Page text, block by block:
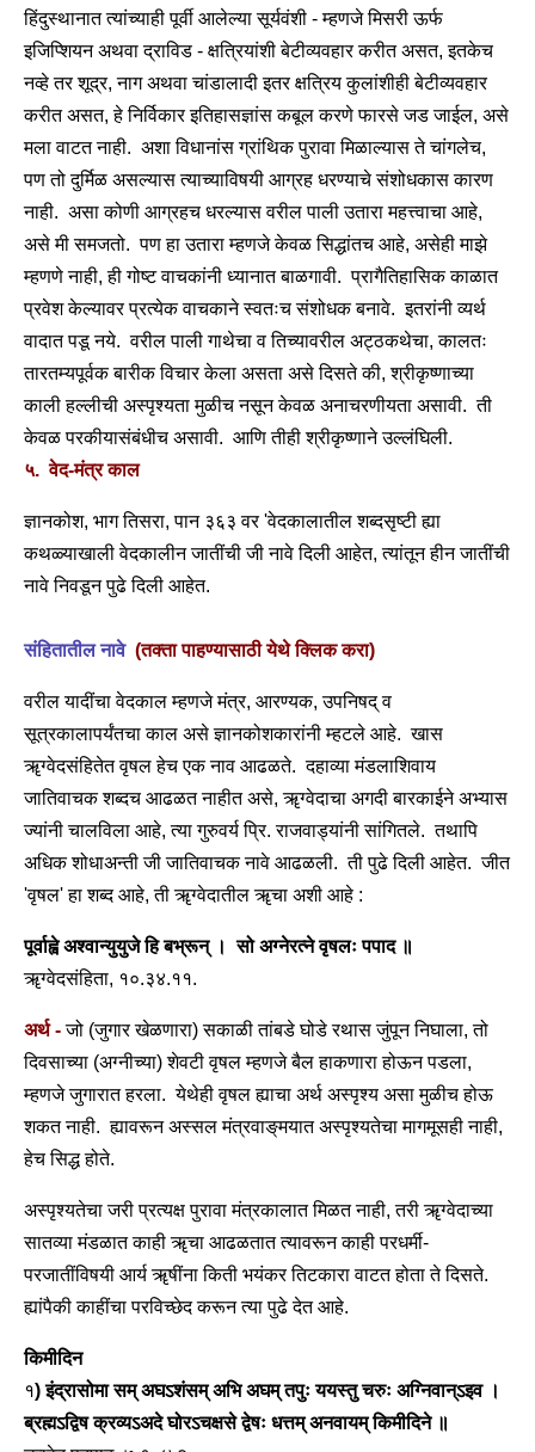
हिंदुस्थानात त्यांच्याही पूर्वी आलेल्या सूर्यवंशी - म्हणजे मिसरी ऊर्फ
इजिप्शियन अथवा द्राविड - क्षत्रियांशी बेटीव्यवहार करीत असत, इतकेच
नव्हे तर शूद्र, नाग अथवा चांडालादी इतर क्षत्रिय कुलांशीही बेटीव्यवहार
करीत असत, हे निर्विकार इतिहासज्ञांस कबूल करणे फारसे जड जाईल, असे
मला वाटत नाही. अशा विधानांस ग्रांथिक पुरावा मिळाल्यास ते चांगलेच,
पण तो दुर्मिळ असल्यास त्याच्याविषयी आग्रह धरण्याचे संशोधकास कारण
नाही. असा कोणी आग्रहच धरल्यास वरील पाली उतारा महत्त्वाचा आहे,
असे मी समजतो. पण हा उतारा म्हणजे केवळ सिद्धांतच आहे, असेही माझे
म्हणणे नाही, ही गोष्ट वाचकांनी ध्यानात बाळगावी. प्रागैतिहासिक काळात
प्रवेश केल्यावर प्रत्येक वाचकाने स्वतःच संशोधक बनावे. इतरांनी व्यर्थ
वादात पडू नये. वरील पाली गाथेचा व तिच्यावरील अट्ठकथेचा, कालतः
तारतम्यपूर्वक बारीक विचार केला असता असे दिसते की, श्रीकृष्णाच्या
काली हल्लीची अस्पृश्यता मुळीच नसून केवळ अनाचरणीयता असावी. ती
केवळ परकीयासंबंधीच असावी. आणि तीही श्रीकृष्णाने उल्लंघिली.
५. वेद-मंत्र काल
ज्ञानकोश, भाग तिसरा, पान ३६३ वर 'वेदकालातील शब्दसृष्टी ह्या
कथळ्याखाली वेदकालीन जातींची जी नावे दिली आहेत, त्यांतून हीन जातींची
नावे निवडून पुढे दिली आहेत.
संहितातील नावे (तक्ता पाहण्यासाठी येथे क्लिक करा)
वरील यादींचा वेदकाल म्हणजे मंत्र, आरण्यक, उपनिषद् व
सूत्रकालापर्यंतचा काल असे ज्ञानकोशकारांनी म्हटले आहे. खास
ॠग्वेदसंहितेत वृषल हेच एक नाव आढळते. दहाव्या मंडलाशिवाय
जातिवाचक शब्दच आढळत नाहीत असे, ॠग्वेदाचा अगदी बारकाईने अभ्यास
ज्यांनी चालविला आहे, त्या गुरुवर्य प्रि. राजवाड्यांनी सांगितले. तथापि
अधिक शोधाअन्ती जी जातिवाचक नावे आढळली. ती पुढे दिली आहेत. जीत
'वृषल' हा शब्द आहे, ती ॠग्वेदातील ॠचा अशी आहे :
पूर्वाह्वे अश्वान्युयुजे हि बभ्रून् । सो अग्नेरत्ने वृषलः पपाद ॥
ॠग्वेदसंहिता, १०.३४.११.
अर्थ - जो (जुगार खेळणारा) सकाळी तांबडे घोडे रथास जुंपून निघाला, तो
दिवसाच्या (अग्नीच्या) शेवटी वृषल म्हणजे बैल हाकणारा होऊन पडला,
म्हणजे जुगारात हरला. येथेही वृषल ह्याचा अर्थ अस्पृश्य असा मुळीच होऊ
शकत नाही. ह्यावरून अस्सल मंत्रवाङ्‌मयात अस्पृश्यतेचा मागमूसही नाही,
हेच सिद्ध होते.
अस्पृश्यतेचा जरी प्रत्यक्ष पुरावा मंत्रकालात मिळत नाही, तरी ॠग्वेदाच्या
सातव्या मंडळात काही ॠचा आढळतात त्यावरून काही परधर्मी-
परजातींविषयी आर्य ॠषींना किती भयंकर तिटकारा वाटत होता ते दिसते.
ह्यांपैकी काहींचा परविच्छेद करून त्या पुढे देत आहे.
किमीदिन
१) इंद्रासोमा सम् अघऽशंसम् अभि अघम् तपुः ययस्तु चरुः अग्निवान्ऽइव ।
ब्रह्मऽद्विष क्रव्यऽअदे घोरऽचक्षसे द्वेषः धत्तम् अनवायम् किमीदिने ॥